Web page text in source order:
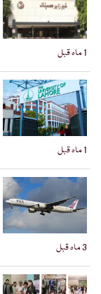
1 ماہ قبل
1 ماہ قبل
3 ماہ قبل